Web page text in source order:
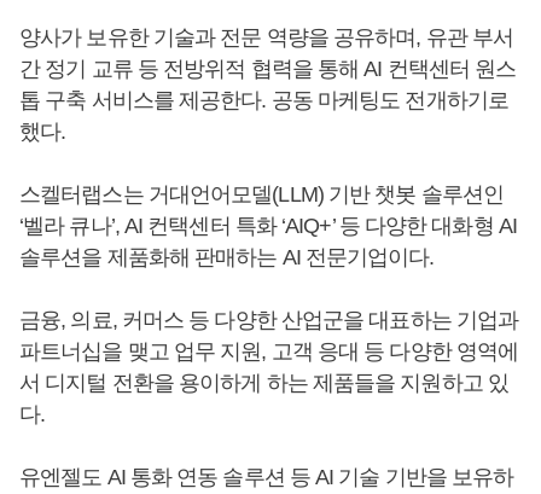
양사가 보유한 기술과 전문 역량을 공유하며, 유관 부서
간 정기 교류 등 전방위적 협력을 통해 AI 컨택센터 원스
톱 구축 서비스를 제공한다. 공동 마케팅도 전개하기로
했다.
스켈터랩스는 거대언어모델(LLM) 기반 챗봇 솔루션인
‘벨라 큐나’, AI 컨택센터 특화 ‘AIQ+’ 등 다양한 대화형 AI
솔루션을 제품화해 판매하는 AI 전문기업이다.
금융, 의료, 커머스 등 다양한 산업군을 대표하는 기업과
파트너십을 맺고 업무 지원, 고객 응대 등 다양한 영역에
서 디지털 전환을 용이하게 하는 제품들을 지원하고 있
다.
유엔젤도 AI 통화 연동 솔루션 등 AI 기술 기반을 보유하